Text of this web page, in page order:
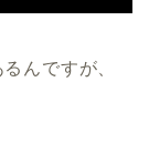
んですが、